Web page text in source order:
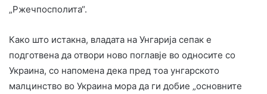
„Ржечпосполита“.
Како што истакна, владата на Унгарија сепак е
подготвена да отвори ново поглавје во односите со
Украина, со напомена дека пред тоа унгарското
малцинство во Украина мора да ги добие „основните